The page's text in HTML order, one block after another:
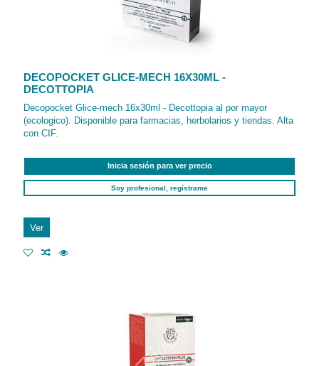
DECOPOCKET GLICE-MECH 16X30ML -
DECOTTOPIA
Decopocket Glice-mech 16x30ml - Decottopia al por mayor
(ecologico). Disponible para farmacias, herbolarios y tiendas. Alta
con CIF.
Inicia sesión para ver precio
Soy profesional, regístrame
Ver